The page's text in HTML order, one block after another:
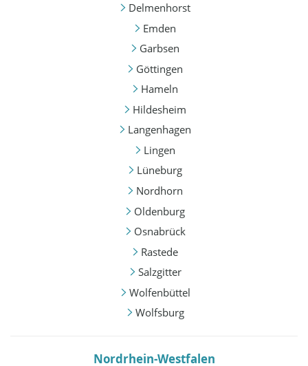
Delmenhorst
Emden
Garbsen
Göttingen
Hameln
Hildesheim
Langenhagen
Lingen
Lüneburg
Nordhorn
Oldenburg
Osnabrück
Rastede
Salzgitter
Wolfenbüttel
Wolfsburg
Nordrhein-Westfalen